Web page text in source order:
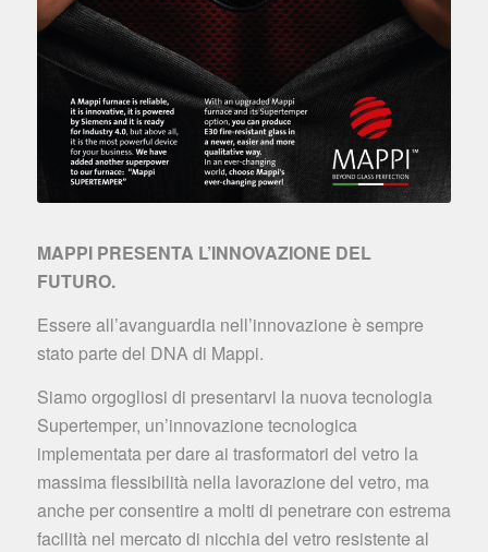
MAPPI PRESENTA L’INNOVAZIONE DEL
FUTURO.
Essere all’avanguardia nell’innovazione è sempre
stato parte del DNA di Mappi.
Siamo orgogliosi di presentarvi la nuova tecnologia
Supertemper, un’innovazione tecnologica
implementata per dare ai trasformatori del vetro la
massima flessibilità nella lavorazione del vetro, ma
anche per consentire a molti di penetrare con estrema
facilità nel mercato di nicchia del vetro resistente al